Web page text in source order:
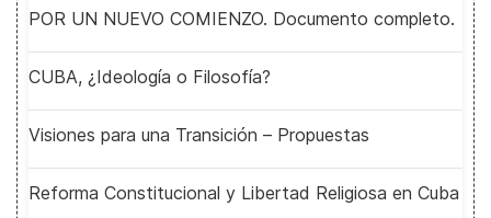
POR UN NUEVO COMIENZO. Documento completo.
CUBA, ¿Ideología o Filosofía?
Visiones para una Transición – Propuestas
Reforma Constitucional y Libertad Religiosa en Cuba